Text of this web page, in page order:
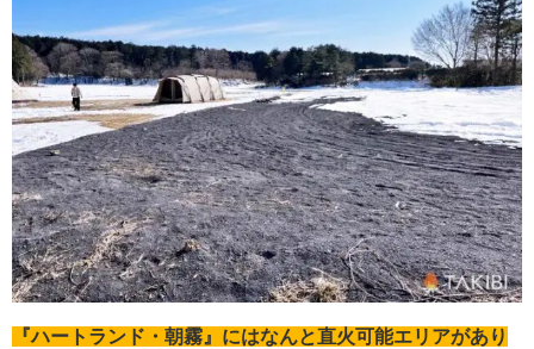
『ハートランド・朝霧』にはなんと直火可能エリアがあり